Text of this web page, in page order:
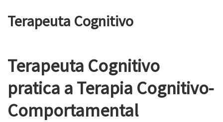
Terapeuta Cognitivo
Terapeuta Cognitivo
pratica a Terapia Cognitivo-
Comportamental